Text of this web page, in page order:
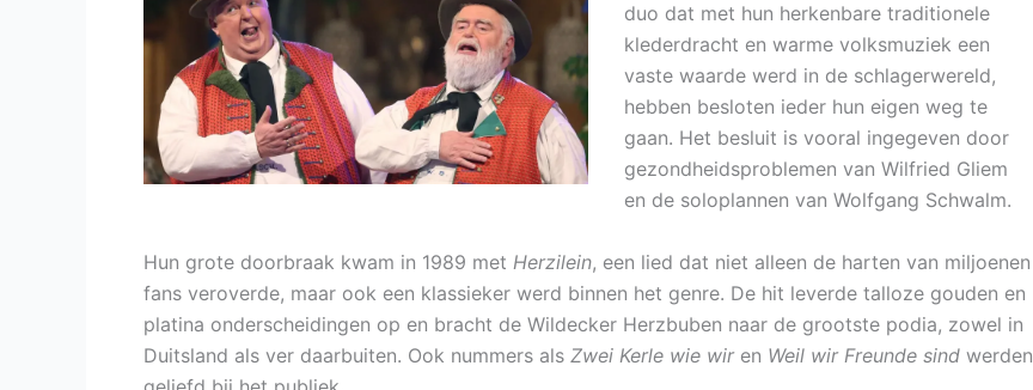
duo dat met hun herkenbare traditionele
klederdracht en warme volksmuziek een
vaste waarde werd in de schlagerwereld,
hebben besloten ieder hun eigen weg te
gaan. Het besluit is vooral ingegeven door
gezondheidsproblemen van Wilfried Gliem
en de soloplannen van Wolfgang Schwalm.
Hun grote doorbraak kwam in 1989 met Herzilein, een lied dat niet alleen de harten van miljoenen
fans veroverde, maar ook een klassieker werd binnen het genre. De hit leverde talloze gouden en
platina onderscheidingen op en bracht de Wildecker Herzbuben naar de grootste podia, zowel in
Duitsland als ver daarbuiten. Ook nummers als Zwei Kerle wie wiren Weil wir Freunde sind werden